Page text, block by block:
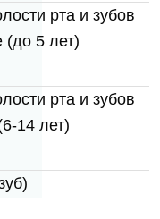
рта и зубов
(до 5 лет)
рта и зубов
14 лет)